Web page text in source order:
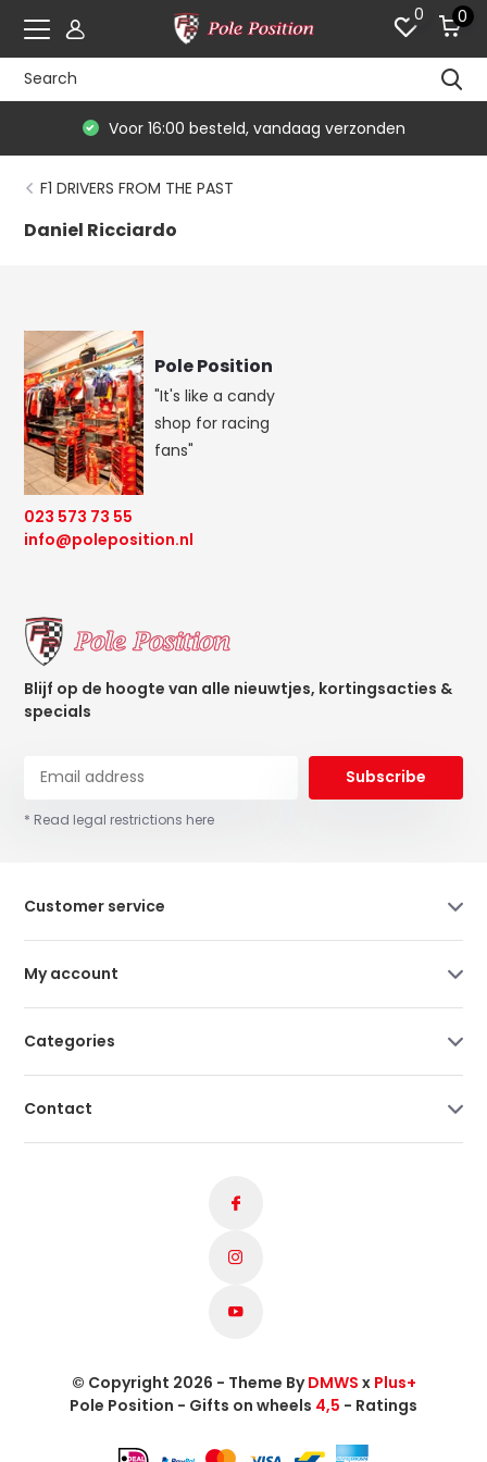
0 0
Voor 16:00 besteld, vandaag verzonden
F1 DRIVERS FROM THE PAST
Daniel Ricciardo
Pole Position
"It's like a candy
shop for racing
fans"
023 573 73 55
info@poleposition.nl
Blijf op de hoogte van alle nieuwtjes, kortingsacties &
specials
Subscribe
* Read legal restrictions here
Customer service
My account
Categories
Contact
© Copyright 2026 - Theme ByDMWS x Plus+
Pole Position - Gifts on wheels 4,5 - Ratings